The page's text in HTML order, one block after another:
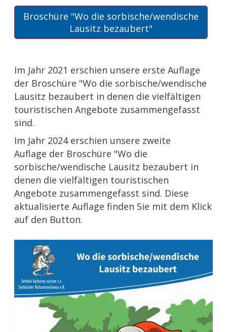
Broschüre "Wo die sorbische/wendische
Lausitz bezaubert"
Im Jahr 2021 erschien unsere erste Auflage
der Broschüre "Wo die sorbische/wendische
Lausitz bezaubert in denen die vielfältigen
touristischen Angebote zusammengefasst
sind.
Im Jahr 2024 erschien unsere zweite
Auflage der Broschüre "Wo die
sorbische/wendische Lausitz bezaubert in
denen die vielfältigen touristischen
Angebote zusammengefasst sind. Diese
aktualisierte Auflage finden Sie mit dem Klick
auf den Button.